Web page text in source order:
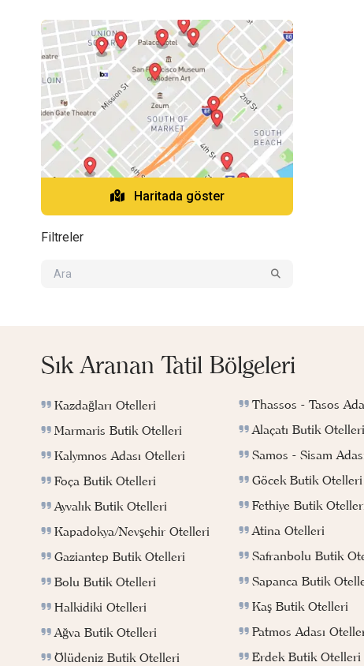
Haritada göster
Filtreler
Sık Aranan Tatil Bölgeleri
Kazdağları Otelleri
Marmaris Butik Otelleri
Kalymnos Adası Otelleri
Foça Butik Otelleri
Ayvalık Butik Otelleri
Kapadokya/Nevşehir Otelleri
Gaziantep Butik Otelleri
Bolu Butik Otelleri
Halkidiki Otelleri
Ağva Butik Otelleri
Ölüdeniz Butik Otelleri
Thassos - Tasos
Alaçatı Butik Otelleri
Samos - Sisam
Göcek Butik Otelleri
Fethiye Butik
Atina Otelleri
Safranbolu Butik
Sapanca Butik
Kaş Butik Otelleri
Patmos Adası
Erdek Butik Otelleri